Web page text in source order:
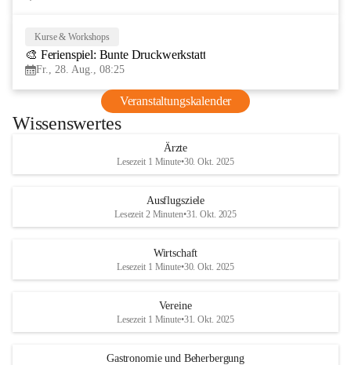
Kurse & Workshops
🎨 Ferienspiel: Bunte Druckwerkstatt
Fr., 28. Aug., 08:25
Veranstaltungskalender
Wissenswertes
Ärzte
Lesezeit 1 Minute•30. Okt. 2025
Ausflugsziele
Lesezeit 2 Minuten•31. Okt. 2025
Wirtschaft
Lesezeit 1 Minute•30. Okt. 2025
Vereine
Lesezeit 1 Minute•31. Okt. 2025
Gastronomie und Beherbergung